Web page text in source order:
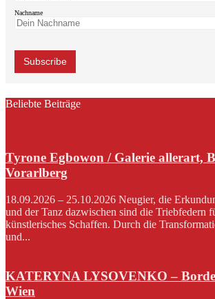
Nachname
Beliebte Beiträge
Tyrone Egbowon / Galerie allerart,
Vorarlberg
18.09.2026 – 25.10.2026 Neugier, die
und der Tanz dazwischen sind die Triebfedern
künstlerisches Schaffen. Durch die
und...
KATERYNA LYSOVENKO –
Wien